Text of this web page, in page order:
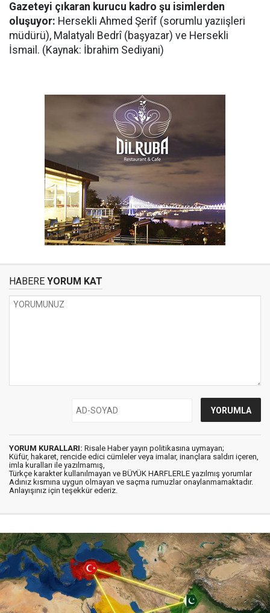
Gazeteyi çıkaran kurucu kadro şu isimlerden
oluşuyor: Hersekli Ahmed Şerîf (sorumlu yazıişleri
müdürü), Malatyalı Bedrî (başyazar) ve Hersekli
İsmail. (Kaynak: İbrahim Sediyani)
HABERE YORUM KAT
YORUM KURALLARI: Risale Haber yayın politikasına uymayan;
Küfür, hakaret, rencide edici cümleler veya imalar, inançlara saldırı içeren,
imla kuralları ile yazılmamış,
Türkçe karakter kullanılmayan ve BÜYÜK HARFLERLE yazılmış yorumlar
Adınız kısmına uygun olmayan ve saçma rumuzlar onaylanmamaktadır.
Anlayışınız için teşekkür ederiz.